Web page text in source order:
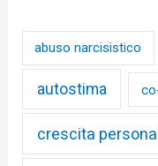
abuso narcisistico
autostima
crescita